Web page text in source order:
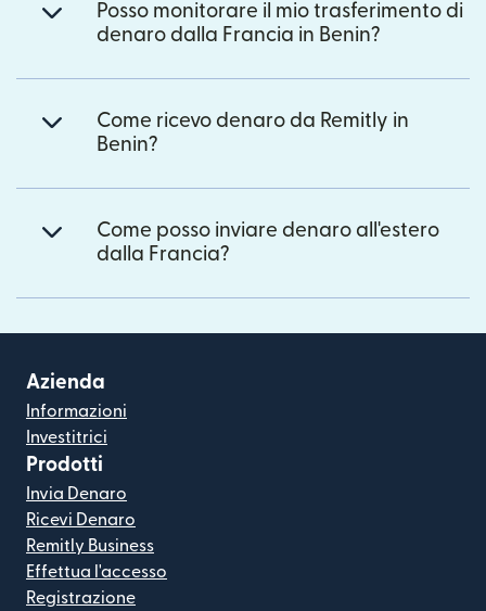
Posso monitorare il mio trasferimento di
denaro dalla Francia in Benin?
Come ricevo denaro da Remitly in
Benin?
Come posso inviare denaro all'estero
dalla Francia?
Azienda
Informazioni
Investitrici
Prodotti
Invia Denaro
Ricevi Denaro
Remitly Business
Effettua l'accesso
Registrazione